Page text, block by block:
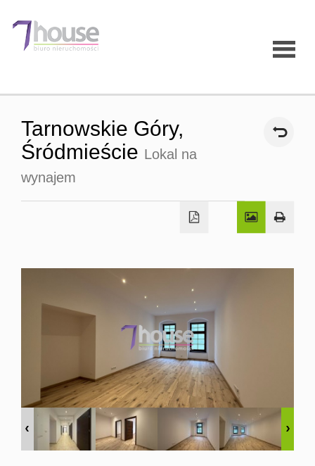
Strona
Hale
Tarnowskie Góry,
Śródmieście Lokal na
wynajem